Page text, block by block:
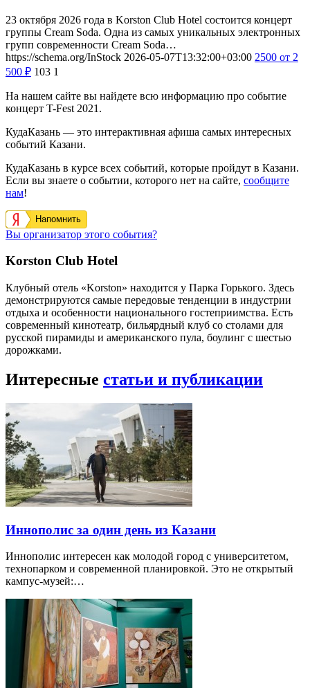
23 октября 2026 года в Korston Club Hotel состоится концерт
группы Cream Soda. Одна из самых уникальных электронных
групп современности Cream Soda…
https://schema.org/InStock 2026-05-07T13:32:00+03:00 2500 от 2
500 ₽ 103 1
На нашем сайте вы найдете всю информацию про событие
концерт T-Fest 2021.
КудаКазань — это интерактивная афиша самых интересных
событий Казани.
КудаКазань в курсе всех событий, которые пройдут в Казани.
Если вы знаете о событии, которого нет на сайте, сообщите
нам!
Напомнить
Вы организатор этого события?
Korston Club Hotel
Клубный отель «Korston» находится у Парка Горького. Здесь
демонстрируются самые передовые тенденции в индустрии
отдыха и особенности национального гостеприимства. Есть
современный кинотеатр, бильярдный клуб со столами для
русской пирамиды и американского пула, боулинг с шестью
дорожками.
Интересные статьи и публикации
Иннополис за один день из Казани
Иннополис интересен как молодой город с университетом,
технопарком и современной планировкой. Это не открытый
кампус-музей:…